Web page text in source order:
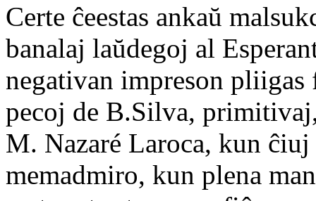
Certe ĉeestas ankaŭ
banalaj laŭdegoj al
negativan impreson
pecoj de B.Silva,
M. Nazaré Laroca, kun
memadmiro, kun plena